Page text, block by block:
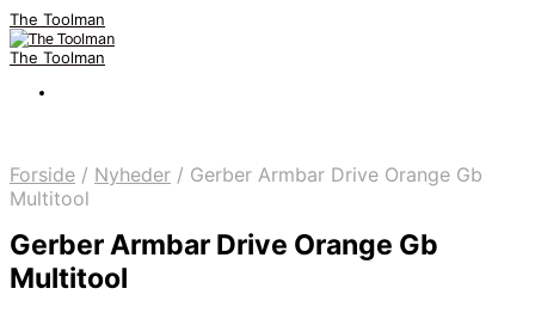
The Toolman
The Toolman
Forside / Nyheder / Gerber Armbar Drive Orange Gb
Multitool
Gerber Armbar Drive Orange Gb
Multitool